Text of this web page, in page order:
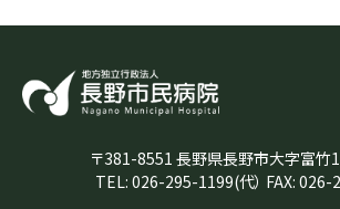
〒381-8551 長野県長野市大字富竹
TEL: 026-295-1199(代） FAX: